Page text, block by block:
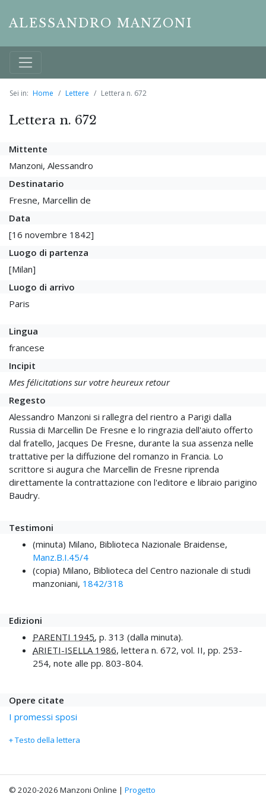
ALESSANDRO MANZONI
Sei in: Home Lettere Lettera n. 672
Lettera n. 672
Mittente
Manzoni, Alessandro
Destinatario
Fresne, Marcellin de
Data
[16 novembre 1842]
Luogo di partenza
[Milan]
Luogo di arrivo
Paris
Lingua
francese
Incipit
Mes félicitations sur votre heureux retour
Regesto
Alessandro Manzoni si rallegra del rientro a Parigi dalla
Russia di Marcellin De Fresne e lo ringrazia dell'aiuto offerto
dal fratello, Jacques De Fresne, durante la sua assenza nelle
trattative per la diffuzione del romanzo in Francia. Lo
scrittore si augura che Marcellin de Fresne riprenda
direttamente la contrattazione con l'editore e libraio parigino
Baudry.
Testimoni
(minuta) Milano, Biblioteca Nazionale Braidense,
Manz.B.I.45/4
(copia) Milano, Biblioteca del Centro nazionale di studi
manzoniani, 1842/318
Edizioni
PARENTI 1945, p. 313 (dalla minuta).
ARIETI-ISELLA 1986, lettera n. 672, vol. II, pp. 253-
254, note alle pp. 803-804.
Opere citate
I promessi sposi
+ Testo della lettera
© 2020-2026 Manzoni Online | Progetto